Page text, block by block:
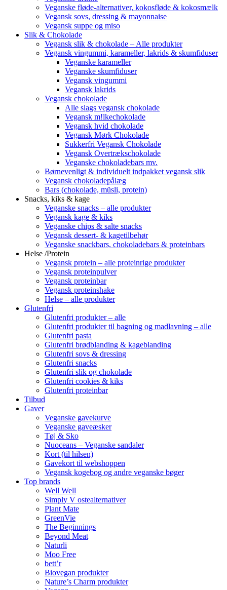
Veganske fløde-alternativer, kokosfløde & kokosmælk
Vegansk sovs, dressing & mayonnaise
Vegansk suppe og miso
Slik & Chokolade
Vegansk slik & chokolade – Alle produkter
Vegansk vingummi, karameller, lakrids & skumfiduser
Veganske karameller
Veganske skumfiduser
Vegansk vingummi
Vegansk lakrids
Vegansk chokolade
Alle slags vegansk chokolade
Vegansk m!lkechokolade
Vegansk hvid chokolade
Vegansk Mørk Chokolade
Sukkerfri Vegansk Chokolade
Vegansk Overtrækschokolade
Veganske chokoladebars mv.
Børnevenligt & individuelt indpakket vegansk slik
Vegansk chokoladepålæg
Bars (chokolade, müsli, protein)
Snacks, kiks & kage
Veganske snacks – alle produkter
Vegansk kage & kiks
Veganske chips & salte snacks
Vegansk dessert- & kagetilbehør
Veganske snackbars, chokoladebars & proteinbars
Helse /Protein
Vegansk protein – alle proteinrige produkter
Vegansk proteinpulver
Vegansk proteinbar
Vegansk proteinshake
Helse – alle produkter
Glutenfri
Glutenfri produkter – alle
Glutenfri produkter til bagning og madlavning – alle
Glutenfri pasta
Glutenfri brødblanding & kageblanding
Glutenfri sovs & dressing
Glutenfri snacks
Glutenfri slik og chokolade
Glutenfri cookies & kiks
Glutenfri proteinbar
Tilbud
Gaver
Veganske gavekurve
Veganske gaveæsker
Tøj & Sko
Nuoceans – Veganske sandaler
Kort (til hilsen)
Gavekort til webshoppen
Vegansk kogebog og andre veganske bøger
Top brands
Well Well
Simply V ostealternativer
Plant Mate
GreenVie
The Beginnings
Beyond Meat
Naturli
Moo Free
bett’r
Biovegan produkter
Nature’s Charm produkter